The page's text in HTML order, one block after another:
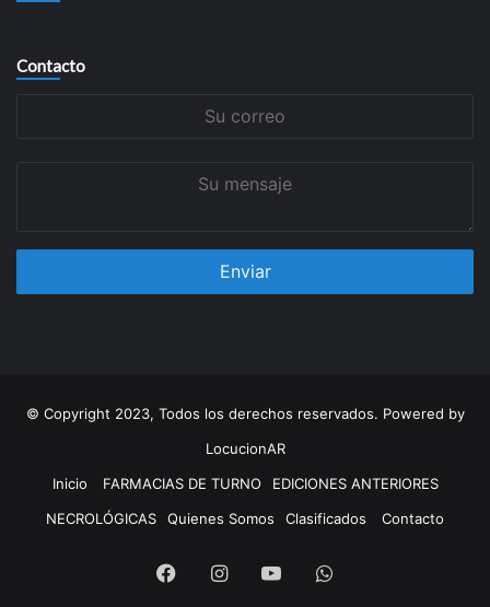
Contacto
© Copyright 2023, Todos los derechos reservados. Powered by
LocucionAR
Inicio
FARMACIAS DE TURNO
EDICIONES ANTERIORES
NECROLÓGICAS
Quienes Somos Clasificados Contacto
FacebookInstagramYoutubeWhatsapp